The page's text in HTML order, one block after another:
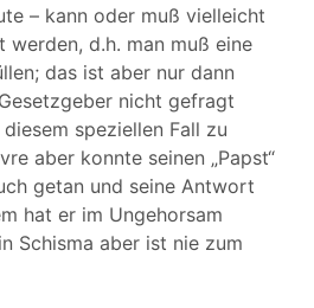
– kann oder muß vielleicht
werden, d.h. man muß eine
das ist aber nur dann
nicht gefragt
speziellen Fall zu
aber konnte seinen „Papst“
getan und seine Antwort
hat er im Ungehorsam
Schisma aber ist nie zum